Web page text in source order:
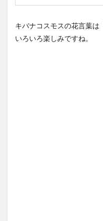
キバナコスモスの花言葉は
いろいろ楽しみですね。